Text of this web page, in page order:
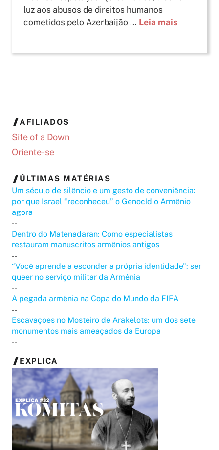
luz aos abusos de direitos humanos
cometidos pelo Azerbaijão ... Leia mais
AFILIADOS
Site of a Down
Oriente-se
ÚLTIMAS MATÉRIAS
Um século de silêncio e um gesto de conveniência:
por que Israel “reconheceu” o Genocídio Armênio
agora
--
Dentro do Matenadaran: Como especialistas
restauram manuscritos armênios antigos
--
“Você aprende a esconder a própria identidade”: ser
queer no serviço militar da Armênia
--
A pegada armênia na Copa do Mundo da FIFA
--
Escavações no Mosteiro de Arakelots: um dos sete
monumentos mais ameaçados da Europa
--
EXPLICA